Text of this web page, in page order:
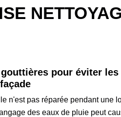
pour éviter les
n'est pas réparée pendant une
des eaux de pluie peut